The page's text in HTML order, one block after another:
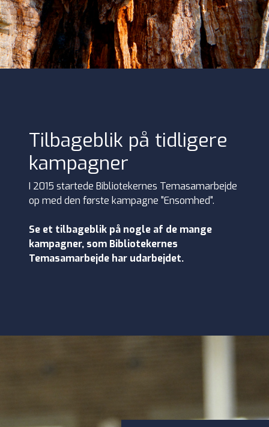
Tilbageblik på tidligere
kampagner
I 2015 startede Bibliotekernes Temasamarbejde
op med den første kampagne "Ensomhed".
Se et tilbageblik på nogle af de mange
kampagner, som Bibliotekernes
Temasamarbejde har udarbejdet.